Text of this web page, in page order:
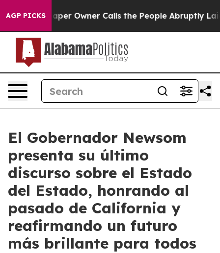
AGP PICKS
Owner Calls the People Abruptly Laid off “Simply
El Gobernador Newsom
presenta su último
discurso sobre el Estado
del Estado, honrando al
pasado de California y
reafirmando un futuro
más brillante para todos